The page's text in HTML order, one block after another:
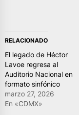
RELACIONADO
El legado de Héctor
Lavoe regresa al
Auditorio Nacional en
formato sinfónico
marzo 27, 2026
En «CDMX»